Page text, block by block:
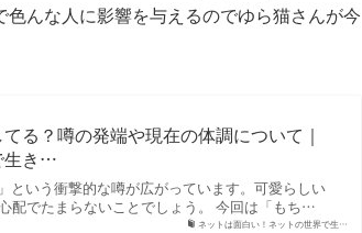
んな人に影響を与えるのでゆら猫さんが今
ネットは面白い！ネットの世界で生…
る？噂の発端や現在の体調について｜
生き…
という衝撃的な噂が広がっています。可愛らしい
配でたまらないことでしょう。 今回は「もち…